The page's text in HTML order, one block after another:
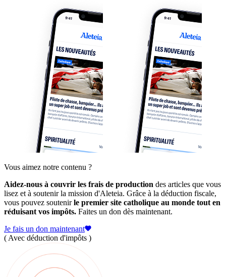
Vous aimez notre contenu ?
Aidez-nous à couvrir les frais de production des articles que vous
lisez et à soutenir la mission d'Aleteia. Grâce à la déduction fiscale,
vous pouvez soutenirle premier site catholique au monde tout en
réduisant vos impôts. Faites un don dès maintenant.
Je fais un don maintenant
( Avec déduction d'impôts )